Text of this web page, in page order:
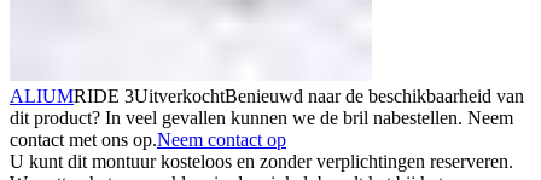
ALIUMRIDE 3UitverkochtBenieuwd naar de beschikbaarheid van
dit product? In veel gevallen kunnen we de bril nabestellen. Neem
contact met ons op.Neem contact op
U kunt dit montuur kosteloos en zonder verplichtingen reserveren.